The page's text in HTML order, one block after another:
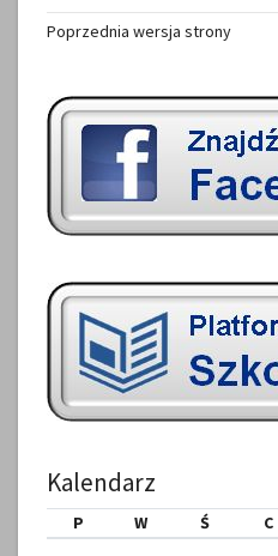
Poprzednia wersja strony
Kalendarz
P W Ś C